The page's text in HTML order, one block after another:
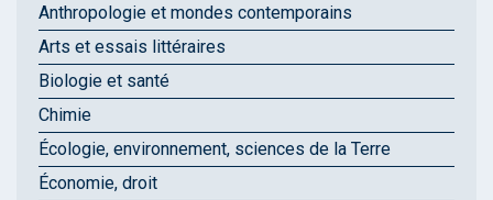
Anthropologie et mondes contemporains
Arts et essais littéraires
Biologie et santé
Chimie
Écologie, environnement, sciences de la Terre
Économie, droit